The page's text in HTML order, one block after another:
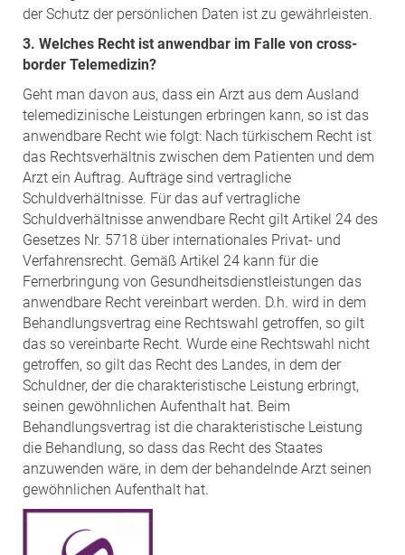
der Schutz der persönlichen Daten ist zu gewährleisten.
3. Welches Recht ist anwendbar im Falle von cross-
border Telemedizin?
Geht man davon aus, dass ein Arzt aus dem Ausland
telemedizinische Leistungen erbringen kann, so ist das
anwendbare Recht wie folgt: Nach türkischem Recht ist
das Rechtsverhältnis zwischen dem Patienten und dem
Arzt ein Auftrag. Aufträge sind vertragliche
Schuldverhältnisse. Für das auf vertragliche
Schuldverhältnisse anwendbare Recht gilt Artikel 24 des
Gesetzes Nr. 5718 über internationales Privat- und
Verfahrensrecht. Gemäß Artikel 24 kann für die
Fernerbringung von Gesundheitsdienstleistungen das
anwendbare Recht vereinbart werden. D.h. wird in dem
Behandlungsvertrag eine Rechtswahl getroffen, so gilt
das so vereinbarte Recht. Wurde eine Rechtswahl nicht
getroffen, so gilt das Recht des Landes, in dem der
Schuldner, der die charakteristische Leistung erbringt,
seinen gewöhnlichen Aufenthalt hat. Beim
Behandlungsvertrag ist die charakteristische Leistung
die Behandlung, so dass das Recht des Staates
anzuwenden wäre, in dem der behandelnde Arzt seinen
gewöhnlichen Aufenthalt hat.